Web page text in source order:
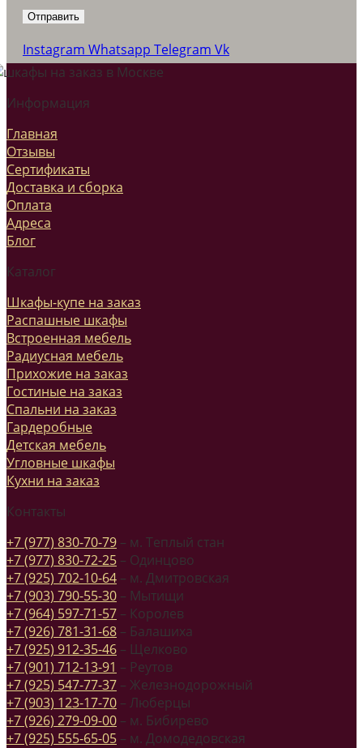
Instagram Whatsapp Telegram Vk
Информация
Главная
Отзывы
Сертификаты
Доставка и сборка
Оплата
Адреса
Блог
Каталог
Шкафы-купе на заказ
Распашные шкафы
Встроенная мебель
Радиусная мебель
Прихожие на заказ
Гостиные на заказ
Спальни на заказ
Гардеробные
Детская мебель
Угловные шкафы
Кухни на заказ
Контакты
+7 (977) 830-70-79 – м. Теплый стан
+7 (977) 830-72-25 – Одинцово
+7 (925) 702-10-64 – м. Дмитровская
+7 (903) 790-55-30 – Мытищи
+7 (964) 597-71-57 – Королев
+7 (926) 781-31-68 – Балашиха
+7 (925) 912-35-46 – Щелково
+7 (901) 712-13-91 – Реутов
+7 (925) 547-77-37 – Железнодорожный
+7 (903) 123-17-70 – Люберцы
+7 (926) 279-09-00 – м. Бибирево
+7 (925) 555-65-05 – м. Домодедовская